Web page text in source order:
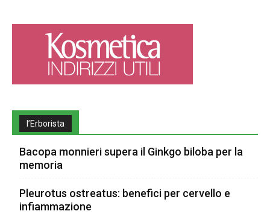
l’Erborista
Bacopa monnieri supera il Ginkgo biloba per la
memoria
Pleurotus ostreatus: benefici per cervello e
infiammazione